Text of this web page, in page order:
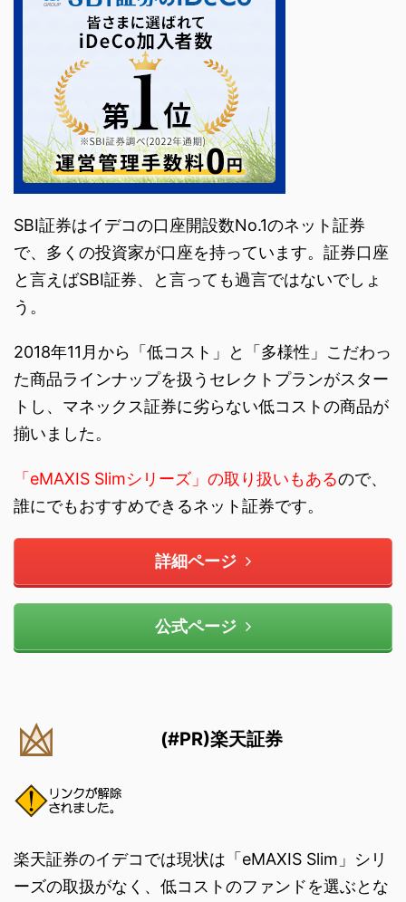
SBI証券はイデコの口座開設数No.1のネット証券
で、多くの投資家が口座を持っています。証券口座
と言えばSBI証券、と言っても過言ではないでしょ
う。
2018年11月から「低コスト」と「多様性」こだわっ
た商品ラインナップを扱うセレクトプランがスター
トし、マネックス証券に劣らない低コストの商品が
揃いました。
「eMAXIS Slimシリーズ」の取り扱いもあるので、
誰にでもおすすめできるネット証券です。
詳細ページ
公式ページ
(#PR)楽天証券
楽天証券のイデコでは現状は「eMAXIS Slim」シリ
ーズの取扱がなく、低コストのファンドを選ぶとな